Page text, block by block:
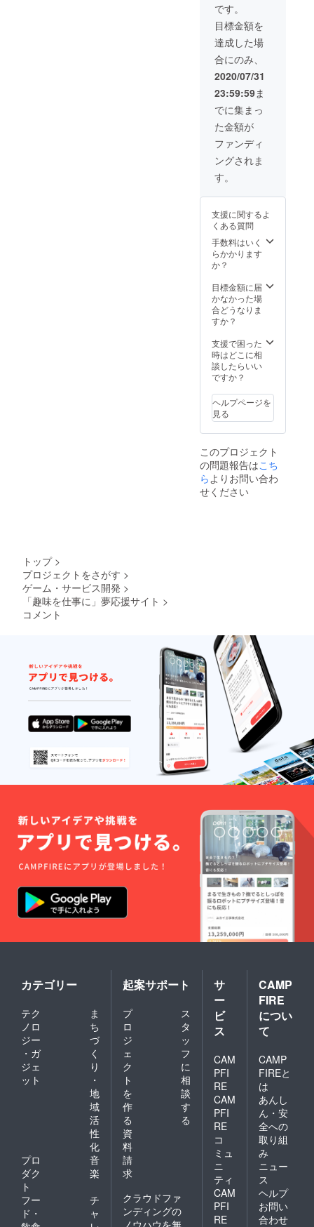
です。
目標金額を
達成した場
合にのみ、
2020/07/31
23:59:59ま
でに集まっ
た金額が
ファンディ
ングされま
す。
支援に関するよ
くある質問
手数料はいく
らかかります
か？
目標金額に届
かなかった場
合どうなりま
すか？
支援で困った
時はどこに相
談したらいい
ですか？
ヘルプページを
見る
このプロジェクト
の問題報告はこち
ら よりお問い合わ
せください
トップ >
プロジェクトをさがす >
ゲーム・サービス開発 >
「趣味を仕事に」夢応援サイト >
コメント
カテゴリー
テク
ノロ
ジー
・ガ
ジェ
ット
ま
ち
づ
く
り
・
地
域
活
性
化
プロ
ダク
ト
音
楽
フー
ド・
チ
ャ
起案サポート
プ
ロ
ジ
ェ
ク
ト
を
作
る
ス
タ
ッ
フ
に
相
談
す
る
資
料
請
求
クラウドファ
ンディングの
ノウハウを無
サ
ー
ビ
ス
CAM
PFI
RE
CAM
PFI
RE
コ
ミュ
ニ
ティ
CAM
PFI
RE
CAMP
FIRE
につい
て
CAMP
FIREと
は
あんし
ん・安
全への
取り組
み
ニュー
ス
ヘルプ
お問い
合わせ